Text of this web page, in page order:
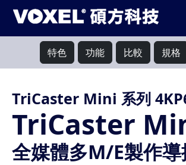
特色 功能 比較 規格
TriCaster Mini 系列
TriCaster
全媒體多M/E製作